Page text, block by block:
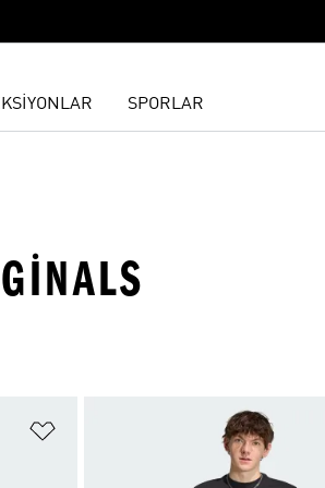
SPORLAR